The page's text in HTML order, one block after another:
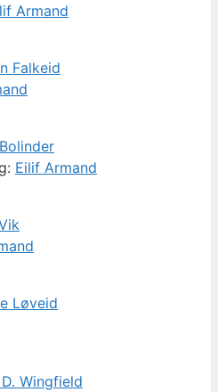
Armand
Falkeid
Eilif Armand
Løveid
D. Wingfield